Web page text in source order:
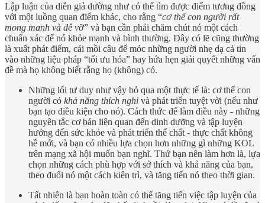
Lập luận của diễn giả dường như có thể tìm được điểm tương đồng
với một luồng quan điểm khác, cho rằng “cơ thể con người rất
mong manh và dễ vỡ” và bạn cần phải chăm chút nó một cách
chuẩn xác để nó khỏe mạnh và bình thường. Đây có lẽ cũng thường
là xuất phát điểm, cái mồi câu để móc những người nhẹ dạ cả tin
vào những liệu pháp “tối ưu hóa” hay hứa hẹn giải quyết những vấn
đề mà họ không biết rằng họ (không) có.
Những lối tư duy như vậy bỏ qua một thực tế là: cơ thể con
người có khả năng thích nghi và phát triển tuyệt vời (nếu như
bạn tạo điều kiện cho nó). Cách thức để làm điều này - những
nguyên tắc cơ bản liên quan đến dinh dưỡng và tập luyện
hướng đến sức khỏe và phát triển thể chất - thực chất không
hề mới, và bạn có nhiều lựa chọn hơn những gì những KOL
trên mạng xã hội muốn bạn nghĩ. Thứ bạn nên làm hơn là, lựa
chọn những cách phù hợp với sở thích và khả năng của bạn,
theo đuổi nó một cách kiên trì, và tăng tiến nó theo thời gian.
Tất nhiên là bạn hoàn toàn có thể tăng tiến việc tập luyện của